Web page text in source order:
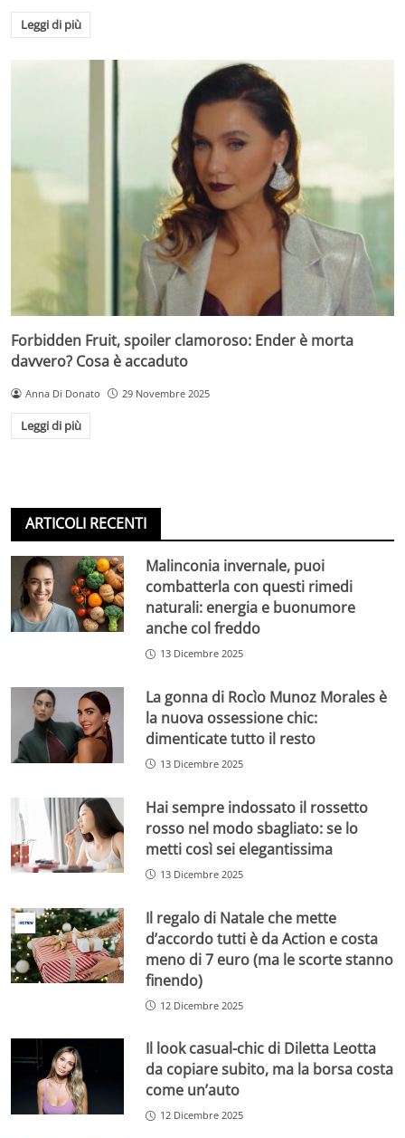
Leggi di più
Forbidden Fruit, spoiler clamoroso: Ender è morta
davvero? Cosa è accaduto
Anna Di Donato 29 Novembre 2025
Leggi di più
ARTICOLI RECENTI
Malinconia invernale, puoi
combatterla con questi rimedi
naturali: energia e buonumore
anche col freddo
13 Dicembre 2025
La gonna di Rocìo Munoz Morales è
la nuova ossessione chic:
dimenticate tutto il resto
13 Dicembre 2025
Hai sempre indossato il rossetto
rosso nel modo sbagliato: se lo
metti così sei elegantissima
13 Dicembre 2025
Il regalo di Natale che mette
d’accordo tutti è da Action e costa
meno di 7 euro (ma le scorte stanno
finendo)
12 Dicembre 2025
Il look casual-chic di Diletta Leotta
da copiare subito, ma la borsa costa
come un’auto
12 Dicembre 2025